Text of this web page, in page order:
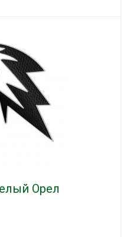
Орел